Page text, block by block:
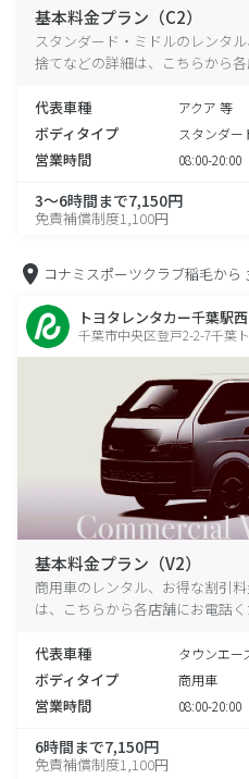
基本料金プラン（C2）
スタンダード・ミドルのレンタ
捨てなどの詳細は、こちらから各
代表車種 アクア 等
ボディタイプ スタンダー
営業時間 08:00-20:00
3～6時間まで7,150円
免責補償制度1,100円
コナミスポーツクラブ稲毛から
トヨタレンタカー千葉駅
千葉市中央区登戸2-2-7千葉
基本料金プラン（V2）
商用車のレンタル、お得な割引
は、こちらから各店舗にお電話く
代表車種 タウンエー
ボディタイプ 商用車
営業時間 08:00-20:00
6時間まで7,150円
免責補償制度1,100円